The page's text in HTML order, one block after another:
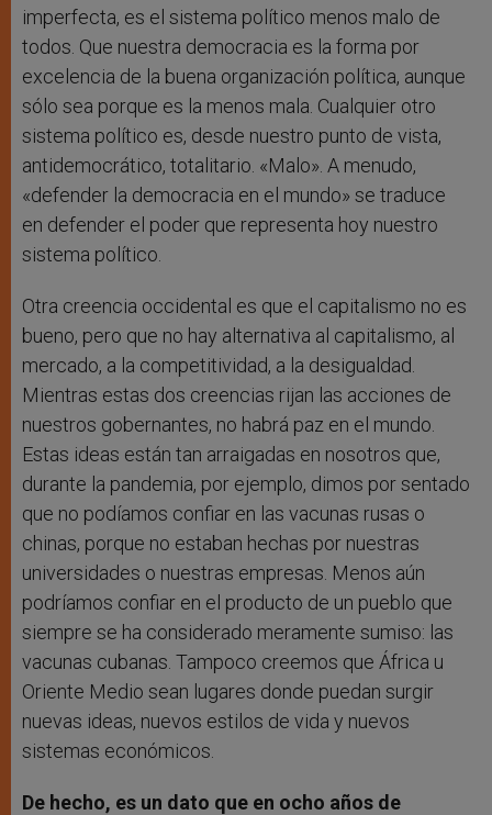
imperfecta, es el sistema político menos malo de
todos. Que nuestra democracia es la forma por
excelencia de la buena organización política, aunque
sólo sea porque es la menos mala. Cualquier otro
sistema político es, desde nuestro punto de vista,
antidemocrático, totalitario. «Malo». A menudo,
«defender la democracia en el mundo» se traduce
en defender el poder que representa hoy nuestro
sistema político.
Otra creencia occidental es que el capitalismo no es
bueno, pero que no hay alternativa al capitalismo, al
mercado, a la competitividad, a la desigualdad.
Mientras estas dos creencias rijan las acciones de
nuestros gobernantes, no habrá paz en el mundo.
Estas ideas están tan arraigadas en nosotros que,
durante la pandemia, por ejemplo, dimos por sentado
que no podíamos confiar en las vacunas rusas o
chinas, porque no estaban hechas por nuestras
universidades o nuestras empresas. Menos aún
podríamos confiar en el producto de un pueblo que
siempre se ha considerado meramente sumiso: las
vacunas cubanas. Tampoco creemos que África u
Oriente Medio sean lugares donde puedan surgir
nuevas ideas, nuevos estilos de vida y nuevos
sistemas económicos.
De hecho, es un dato que en ocho años de